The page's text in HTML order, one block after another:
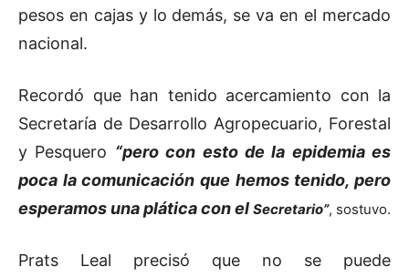
pesos en cajas y lo demás, se va en el mercado
nacional.
Recordó que han tenido acercamiento con la
Secretaría de Desarrollo Agropecuario, Forestal
y Pesquero “pero con esto de la epidemia es
poca la comunicación que hemos tenido, pero
esperamos una plática con el Secretario”, sostuvo.
Prats Leal precisó que no se puede